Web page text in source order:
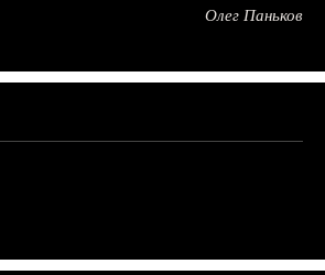
Олег Паньков